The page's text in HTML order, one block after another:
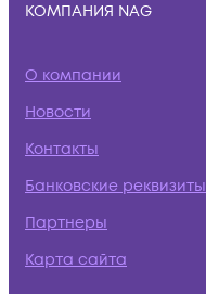
КОМПАНИЯ NAG
О компании
Новости
Контакты
Банковские реквизиты
Партнеры
Карта сайта